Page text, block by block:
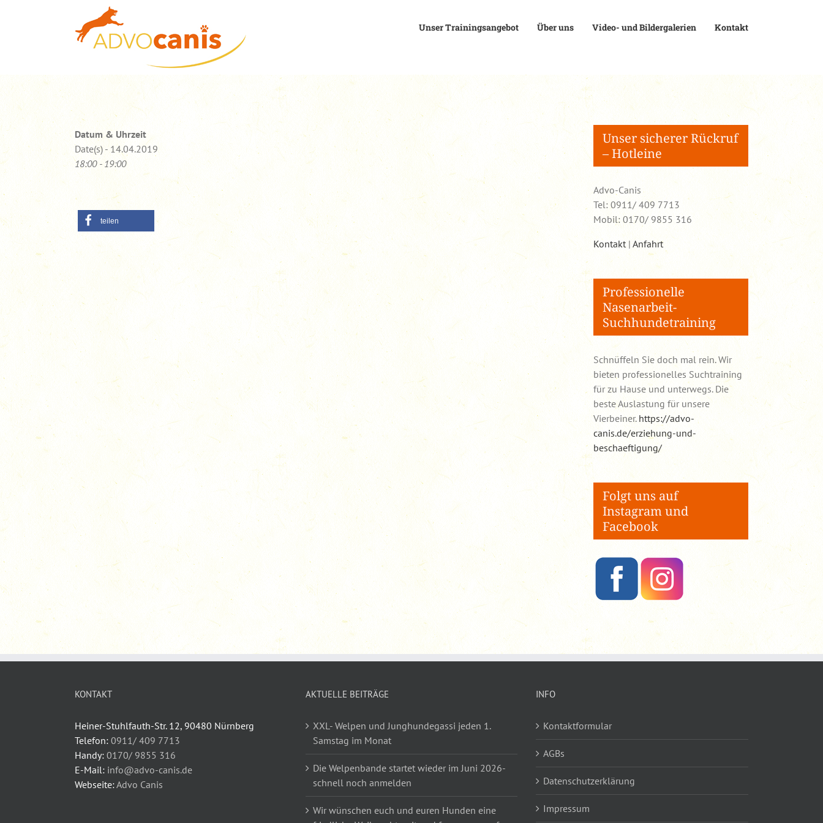
Unser Trainingsangebot Über uns Video- und Bildergalerien Kontakt
Datum & Uhrzeit
Date(s) - 14.04.2019
18:00 - 19:00
teilen
Unser sicherer Rückruf
– Hotleine
Advo-Canis
Tel: 0911/ 409 7713
Mobil: 0170/ 9855 316
Kontakt| Anfahrt
Professionelle
Nasenarbeit-
Suchhundetraining
Schnüffeln Sie doch mal rein. Wir
bieten professionelles Suchtraining
für zu Hause und unterwegs. Die
beste Auslastung für unsere
Vierbeiner. https://advo-
canis.de/erziehung-und-
beschaeftigung/
Folgt uns auf
Instagram und
Facebook
KONTAKT
Heiner-Stuhlfauth-Str. 12, 90480 Nürnberg
Telefon: 0911/ 409 7713
Handy: 0170/ 9855 316
E-Mail: info@advo-canis.de
Webseite:Advo Canis
AKTUELLE BEITRÄGE
XXL- Welpen und Junghundegassi jeden 1.
Samstag im Monat
Die Welpenbande startet wieder im Juni 2026-
schnell noch anmelden
Wir wünschen euch und euren Hunden eine
INFO
Kontaktformular
AGBs
Datenschutzerklärung
Impressum